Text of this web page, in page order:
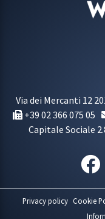
Via dei Mercanti 12
+39 02 366 075 05
Capitale Sociale
Privacy policy Cookie